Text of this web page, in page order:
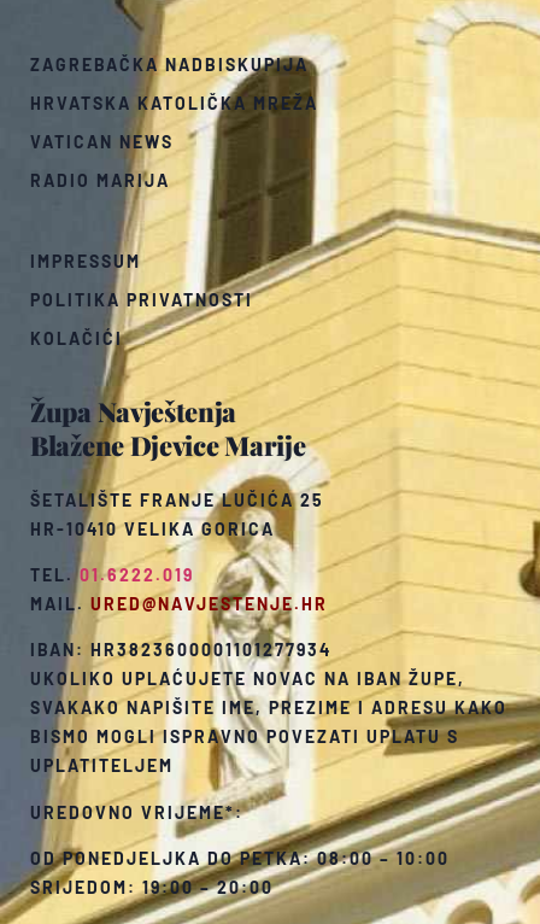
Župa Navještenja
Blažene Djevice Marije
ŠETALIŠTE FRANJE LUČIĆA 25
HR-10410 VELIKA GORICA
TEL.01.6222.019
MAIL. URED@NAVJESTENJE.HR
IBAN: HR3823600001101277934
UKOLIKO UPLAĆUJETE NOVAC NA IBAN ŽUPE,
SVAKAKO NAPIŠITE IME, PREZIME I ADRESU KAKO
BISMO MOGLI ISPRAVNO POVEZATI UPLATU S
UPLATITELJEM
UREDOVNO VRIJEME*:
OD PONEDJELJKA DO PETKA: 08:00 – 10:00
SRIJEDOM: 19:00 – 20:00
ZAGREBAČKA NADBISKUPIJA
HRVATSKA KATOLIČKA MREŽA
VATICAN NEWS
RADIO MARIJA
IMPRESSUM
POLITIKA PRIVATNOSTI
KOLAČIĆI